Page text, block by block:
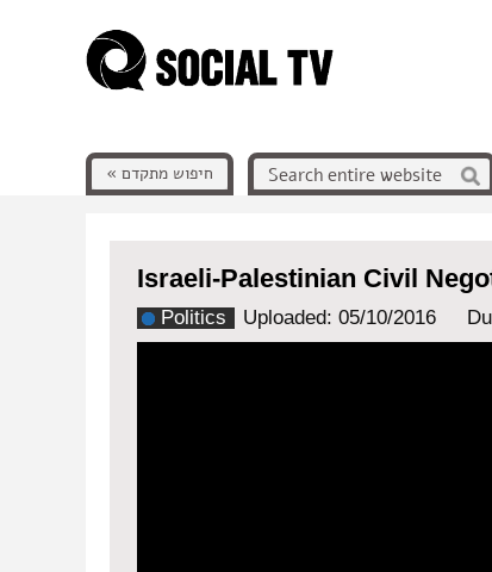
חיפוש מתקדם »
Israeli-Palestinian Civil
Politics Uploaded: 05/10/2016